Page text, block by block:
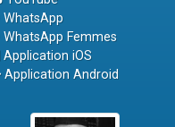
WhatsApp
WhatsApp Femmes
Application iOS
Application Android